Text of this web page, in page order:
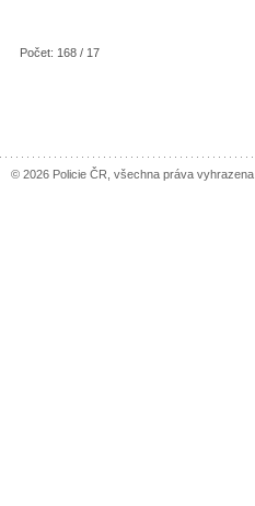
Počet: 168 / 17
© 2026 Policie ČR, všechna práva vyhrazena